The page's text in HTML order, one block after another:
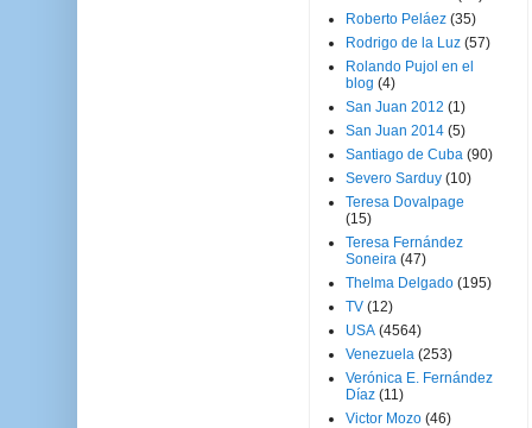
Roberto Peláez (35)
Rodrigo de la Luz (57)
Rolando Pujol en el
blog (4)
San Juan 2012 (1)
San Juan 2014 (5)
Santiago de Cuba (90)
Severo Sarduy (10)
Teresa Dovalpage
(15)
Teresa Fernández
Soneira (47)
Thelma Delgado (195)
TV (12)
USA (4564)
Venezuela (253)
Verónica E. Fernández
Díaz (11)
Victor Mozo (46)